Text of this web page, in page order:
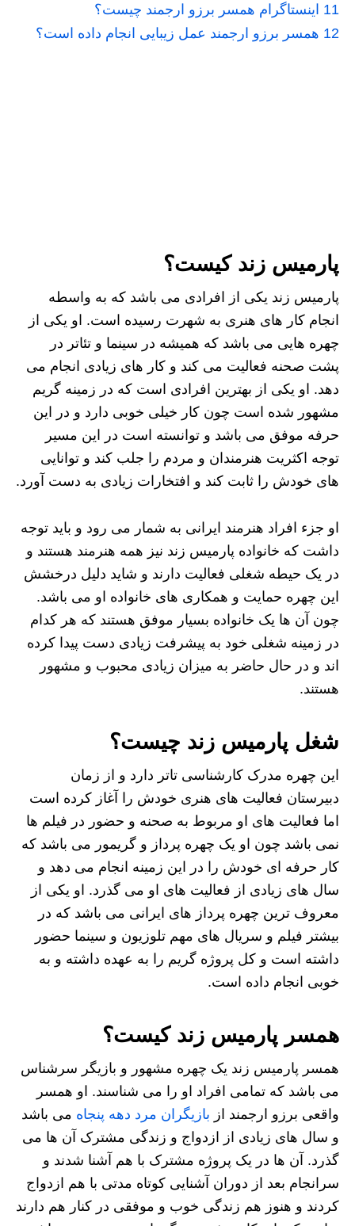
11 اینستاگرام همسر برزو ارجمند چیست؟
12 همسر برزو ارجمند عمل زیبایی انجام داده است؟
پارمیس زند کیست؟
پارمیس زند یکی از افرادی می باشد که به واسطه
انجام کار های هنری به شهرت رسیده است. او یکی از
چهره هایی می باشد که همیشه در سینما و تئاتر در
پشت صحنه فعالیت می کند و کار های زیادی انجام می
دهد. او یکی از بهترین افرادی است که در زمینه گریم
مشهور شده است چون کار خیلی خوبی دارد و در این
حرفه موفق می باشد و توانسته است در این مسیر
توجه اکثریت هنرمندان و مردم را جلب کند و توانایی
های خودش را ثابت کند و افتخارات زیادی به دست آورد.
او جزء افراد هنرمند ایرانی به شمار می رود و باید توجه
داشت که خانواده پارمیس زند نیز همه هنرمند هستند و
در یک حیطه شغلی فعالیت دارند و شاید دلیل درخشش
این چهره حمایت و همکاری های خانواده او می باشد.
چون آن ها یک خانواده بسیار موفق هستند که هر کدام
در زمینه شغلی خود به پیشرفت زیادی دست پیدا کرده
اند و در حال حاضر به میزان زیادی محبوب و مشهور
هستند.
شغل پارمیس زند چیست؟
این چهره مدرک کارشناسی تاتر دارد و از زمان
دبیرستان فعالیت های هنری خودش را آغاز کرده است
اما فعالیت های او مربوط به صحنه و حضور در فیلم ها
نمی باشد چون او یک چهره پرداز و گریمور می باشد که
کار حرفه ای خودش را در این زمینه انجام می دهد و
سال های زیادی از فعالیت های او می گذرد. او یکی از
معروف ترین چهره پرداز های ایرانی می باشد که در
بیشتر فیلم و سریال های مهم تلوزیون و سینما حضور
داشته است و کل پروژه گریم را به عهده داشته و به
خوبی انجام داده است.
همسر پارمیس زند کیست؟
همسر پارمیس زند یک چهره مشهور و بازیگر سرشناس
می باشد که تمامی افراد او را می شناسند. او همسر
واقعی برزو ارجمند از بازیگران مرد دهه پنجاه می باشد
و سال های زیادی از ازدواج و زندگی مشترک آن ها می
گذرد. آن ها در یک پروژه مشترک با هم آشنا شدند و
سرانجام بعد از دوران آشنایی کوتاه مدتی با هم ازدواج
کردند و هنوز هم زندگی خوب و موفقی در کنار هم دارند